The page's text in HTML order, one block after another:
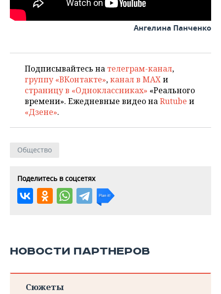
Ангелина Панченко
Подписывайтесь на телеграм-канал,
группу «ВКонтакте»,канал в MAXи
страницу в «Одноклассниках» «Реального
времени». Ежедневные видео наRutube и
«Дзене».
Общество
Поделитесь в соцсетях
НОВОСТИ ПАРТНЕРОВ
Сюжеты